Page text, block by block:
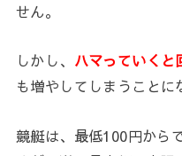
せん。
しかし、 ハマっていくと
も増やしてしまうことに
競艇は、最低100円から